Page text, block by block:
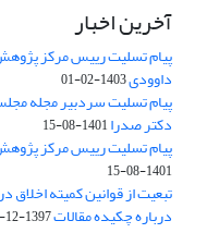
آخرین اخبار
پیام تسلیت رییس مرکز
داوودی1403-02-01
پیام تسلیت سردبیر مجله
دکتر صدرا1401-08-15
پیام تسلیت رییس مرکز
1401-08-15
تبعیت از قوانین کمیته اخلاق
درباره چکیده مقالات1397-12-27